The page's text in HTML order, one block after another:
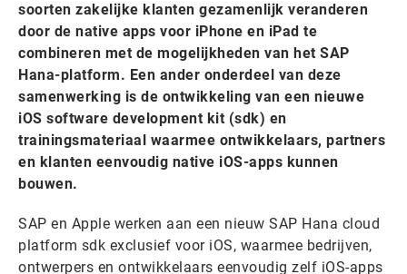
soorten zakelijke klanten gezamenlijk veranderen
door de native apps voor iPhone en iPad te
combineren met de mogelijkheden van het SAP
Hana-platform. Een ander onderdeel van deze
samenwerking is de ontwikkeling van een nieuwe
iOS software development kit (sdk) en
trainingsmateriaal waarmee ontwikkelaars, partners
en klanten eenvoudig native iOS-apps kunnen
bouwen.
SAP en Apple werken aan een nieuw SAP Hana cloud
platform sdk exclusief voor iOS, waarmee bedrijven,
ontwerpers en ontwikkelaars eenvoudig zelf iOS-apps